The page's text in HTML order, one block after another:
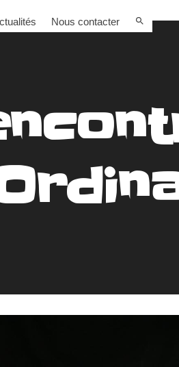
Nous contacter